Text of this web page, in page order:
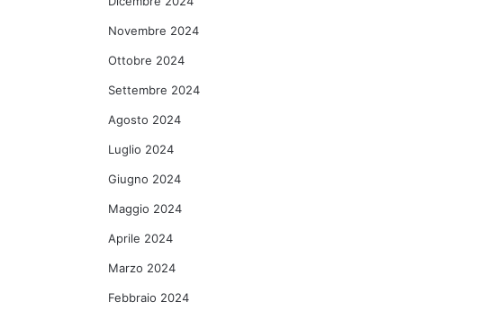
Novembre 2024
Ottobre 2024
Settembre 2024
Agosto 2024
Luglio 2024
Giugno 2024
Maggio 2024
Aprile 2024
Marzo 2024
Febbraio 2024